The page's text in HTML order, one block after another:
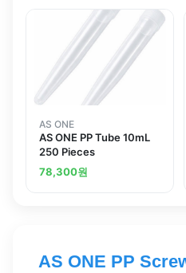
AS ONE
AS ONE PP Tube 10mL
250 Pieces
78,300원
AS ONE PP